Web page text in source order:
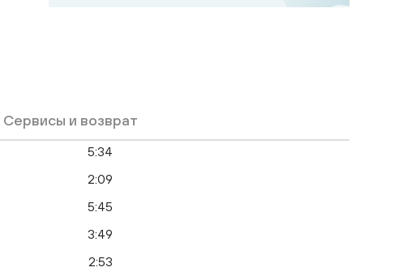
Сервисы и возврат
5:34
2:09
5:45
3:49
2:53